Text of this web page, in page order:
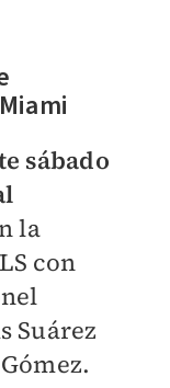
sábado
la
con
Suárez